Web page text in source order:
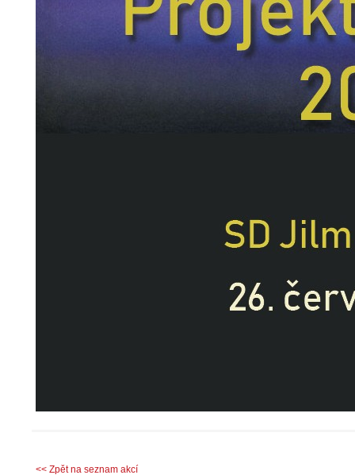
<< Zpět na seznam akcí